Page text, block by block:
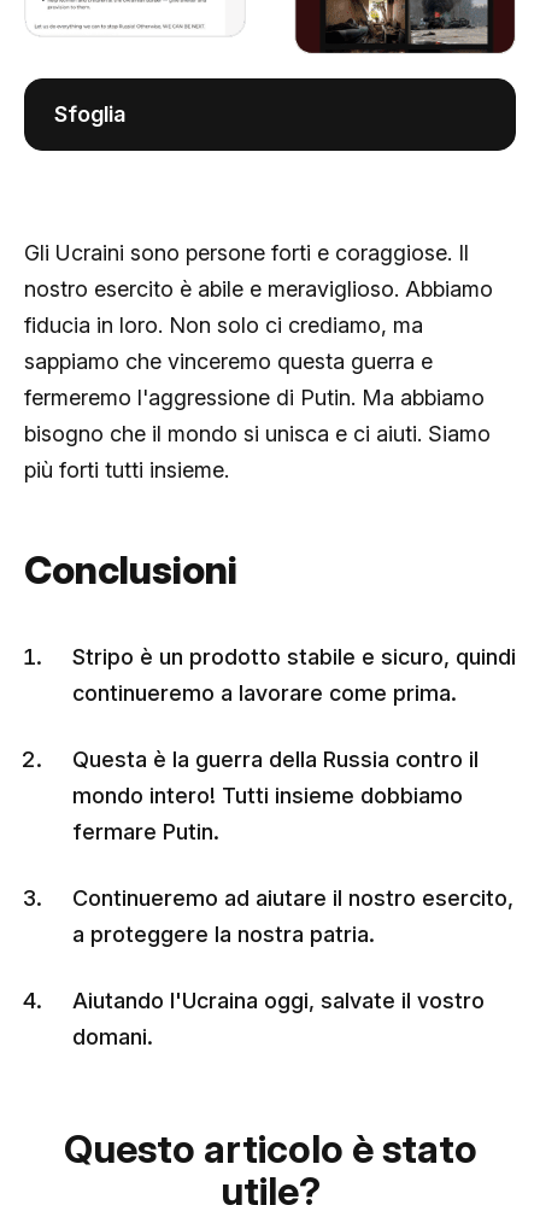
Sfoglia
Gli Ucraini sono persone forti e coraggiose. Il
nostro esercito è abile e meraviglioso. Abbiamo
fiducia in loro. Non solo ci crediamo, ma
sappiamo che vinceremo questa guerra e
fermeremo l'aggressione di Putin. Ma abbiamo
bisogno che il mondo si unisca e ci aiuti. Siamo
più forti tutti insieme.
Conclusioni
Stripo è un prodotto stabile e sicuro, quindi
continueremo a lavorare come prima.
Questa è la guerra della Russia contro il
mondo intero! Tutti insieme dobbiamo
fermare Putin.
Continueremo ad aiutare il nostro esercito,
a proteggere la nostra patria.
Aiutando l'Ucraina oggi, salvate il vostro
domani.
Questo articolo è stato
utile?